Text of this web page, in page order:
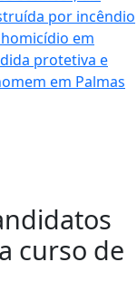
por incêndio
em
protetiva e
em Palmas
curso de